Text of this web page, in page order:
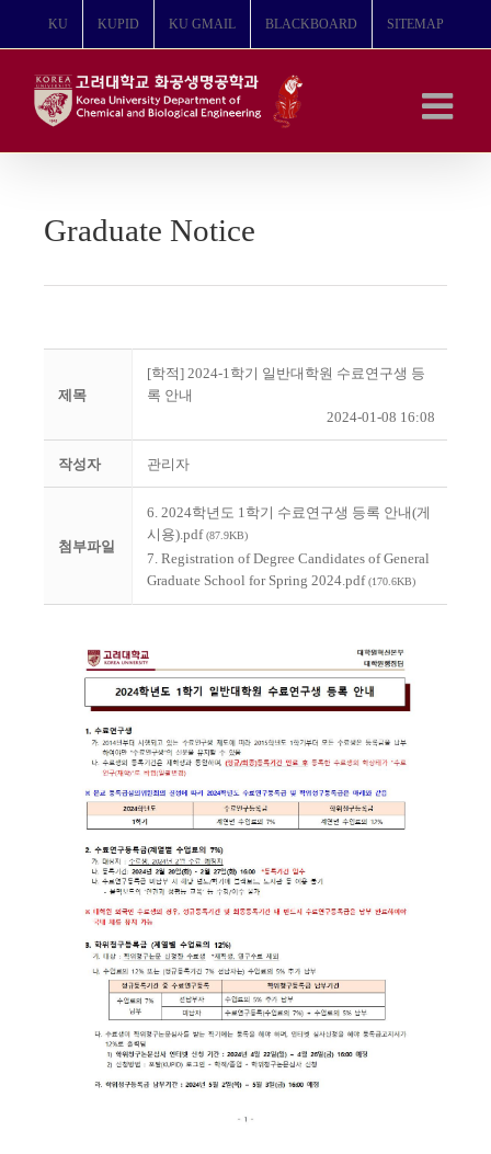
뛰
KU KUPID KU GMAIL BLACKBOARD SITEMAP
Graduate Notice
제목
[학적] 2024-1학기 일반대학원 수료연구생 등
록 안내
2024-01-08 16:08
작성자 관리자
첨부파일
6. 2024학년도 1학기 수료연구생 등록 안내(게
시용).pdf(87.9KB)
7. Registration of Degree Candidates of General
Graduate School for Spring 2024.pdf(170.6KB)